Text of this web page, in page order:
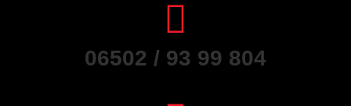
06502 / 93 99 804